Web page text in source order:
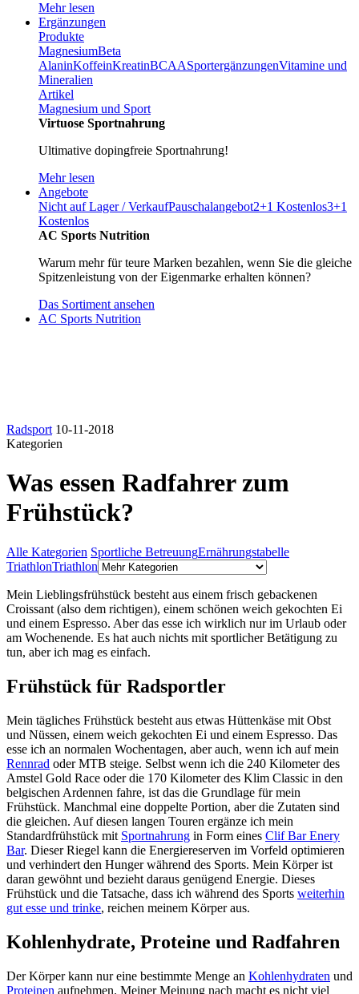
Mehr lesen
Ergänzungen
Produkte
MagnesiumBeta
AlaninKoffeinKreatinBCAASportergänzungenVitamine und
Mineralien
Artikel
Magnesium und Sport
Virtuose Sportnahrung
Ultimative dopingfreie Sportnahrung!
Mehr lesen
Angebote
Nicht auf Lager / VerkaufPauschalangebot2+1 Kostenlos3+1
Kostenlos
AC Sports Nutrition
Warum mehr für teure Marken bezahlen, wenn Sie die gleiche
Spitzenleistung von der Eigenmarke erhalten können?
Das Sortiment ansehen
AC Sports Nutrition
Radsport 10-11-2018
Kategorien
Was essen Radfahrer zum
Frühstück?
Alle Kategorien Sportliche BetreuungErnährungstabelle
TriathlonTriathlon
Mein Lieblingsfrühstück besteht aus einem frisch gebackenen
Croissant (also dem richtigen), einem schönen weich gekochten Ei
und einem Espresso. Aber das esse ich wirklich nur im Urlaub oder
am Wochenende. Es hat auch nichts mit sportlicher Betätigung zu
tun, aber ich mag es einfach.
Frühstück für Radsportler
Mein tägliches Frühstück besteht aus etwas Hüttenkäse mit Obst
und Nüssen, einem weich gekochten Ei und einem Espresso. Das
esse ich an normalen Wochentagen, aber auch, wenn ich auf mein
Rennrad oder MTB steige. Selbst wenn ich die 240 Kilometer des
Amstel Gold Race oder die 170 Kilometer des Klim Classic in den
belgischen Ardennen fahre, ist das die Grundlage für mein
Frühstück. Manchmal eine doppelte Portion, aber die Zutaten sind
die gleichen. Auf diesen langen Touren ergänze ich mein
Standardfrühstück mit Sportnahrung in Form eines Clif Bar Enery
Bar. Dieser Riegel kann die Energiereserven im Vorfeld optimieren
und verhindert den Hunger während des Sports. Mein Körper ist
daran gewöhnt und bezieht daraus genügend Energie. Dieses
Frühstück und die Tatsache, dass ich während des Sports weiterhin
gut esse und trinke, reichen meinem Körper aus.
Kohlenhydrate, Proteine und Radfahren
Der Körper kann nur eine bestimmte Menge an Kohlenhydraten und
Proteinen aufnehmen. Meiner Meinung nach macht es nicht viel